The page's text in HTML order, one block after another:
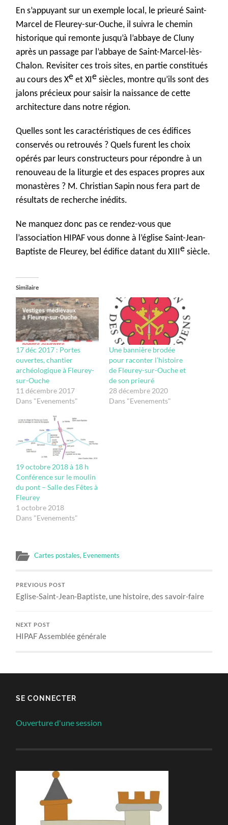
En s’appuyant sur un exemple local, le prieuré Saint-
Marcel de Fleurey-sur-Ouche, il suivra le chemin
historique qui remonte jusqu’à l’abbaye de Cluny
après un passage par l’abbaye de Saint-Marcel-lès-
Chalon. Revisiter ces trois sites, en partie constitués
au cours des Xe et XIe siècles, montre qu’ils sont des
jalons précieux pour saisir la naissance de cette
architecture dans notre région.
Quelles sont les caractéristiques de ces édifices
conservés ou retrouvés ? Quels furent les choix
opérés par leurs constructeurs pour répondre à un
renouveau de la liturgie et des espaces propres aux
monastères ? M. Christian Sapin nous fera part de
résultats de recherche inédits.
Ne manquez donc pas ce rendez-vous que
l’association HIPAF vous donne à l’église Saint-Jean-
Baptiste de Fleurey, bel édifice datant du XIIIesiècle.
Similaire
17 déc 2017 : Portes
ouvertes, chantier
archéologique à Fleurey-
sur-Ouche
11 décembre 2017
Dans "Evenements"
Une bannière brodée
pour raconter l’histoire
de Fleurey-sur-Ouche et
de son prieuré
28 décembre 2020
Dans "Evenements"
19 octobre 2018 à 18 h
Conférence sur le moulin
du pont – Salle des Fêtes à
Fleurey
1 octobre 2018
Dans "Evenements"
Cartes postales, Evenements
PREVIOUS POST
Eglise-Saint-Jean-Baptiste, une histoire, des savoir-faire
NEXT POST
HIPAF Assemblée générale
SE CONNECTER
Ouverture d'une session